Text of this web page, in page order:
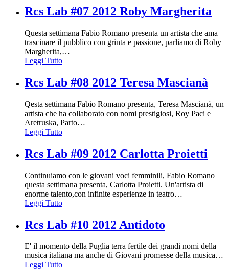
Rcs Lab #07 2012 Roby Margherita
Questa settimana Fabio Romano presenta un artista che ama
trascinare il pubblico con grinta e passione, parliamo di Roby
Margherita,…
Leggi Tutto
Rcs Lab #08 2012 Teresa Mascianà
Qesta settimana Fabio Romano presenta, Teresa Mascianà, un
artista che ha collaborato con nomi prestigiosi, Roy Paci e
Aretruska, Parto…
Leggi Tutto
Rcs Lab #09 2012 Carlotta Proietti
Continuiamo con le giovani voci femminili, Fabio Romano
questa settimana presenta, Carlotta Proietti. Un'artista di
enorme talento,con infinite esperienze in teatro…
Leggi Tutto
Rcs Lab #10 2012 Antidoto
E' il momento della Puglia terra fertile dei grandi nomi della
musica italiana ma anche di Giovani promesse della musica…
Leggi Tutto